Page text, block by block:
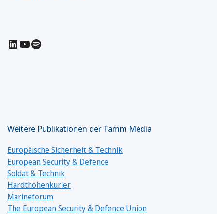
LinkedIn
YouTube
Spotify
Weitere Publikationen der Tamm Media
Europäische Sicherheit & Technik
European Security & Defence
Soldat & Technik
Hardthöhenkurier
Marineforum
The European Security & Defence Union